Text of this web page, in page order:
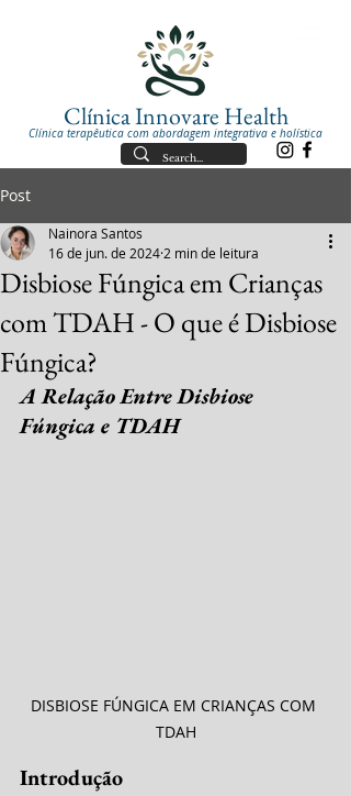
Clínica Innovare Health
Clínica terapêutica com abordagem integrativa e holística
Post
Disbiose Fúngica em Crianças
com TDAH - O que é Disbiose
Fúngica?
Nainora Santos
16 de jun. de 2024 2 min de leitura
A Relação Entre Disbiose
Fúngica e TDAH
DISBIOSE FÚNGICA EM CRIANÇAS COM
TDAH
Introdução